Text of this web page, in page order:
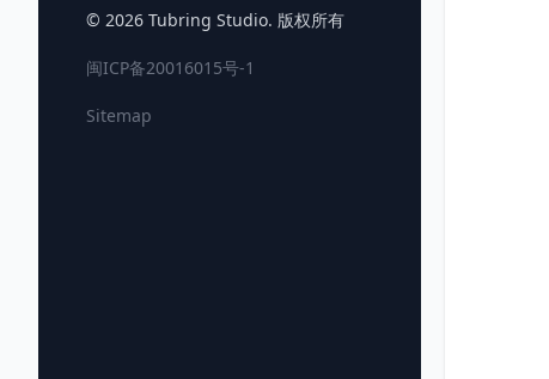
© 2026 Tubring Studio. 版权所有
闽ICP备20016015号-1
Sitemap